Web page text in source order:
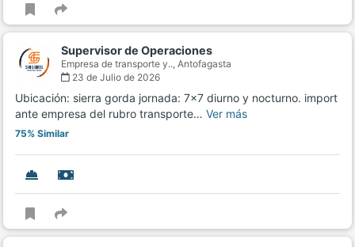
Supervisor de Operaciones
Empresa de transporte y.., Antofagasta
23 de Julio de 2026
Ubicación: sierra gorda jornada: 7x7 diurno y nocturno. import
ante empresa del rubro transporte… Ver más
75% Similar